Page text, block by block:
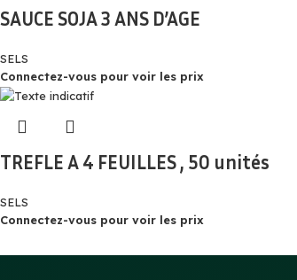
SAUCE SOJA 3 ANS D’AGE
SELS
Connectez-vous pour voir les prix
TREFLE A 4 FEUILLES , 50 unités
SELS
Connectez-vous pour voir les prix